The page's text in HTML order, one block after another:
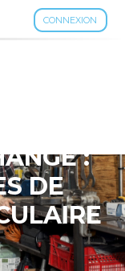
CONNEXION
:
DE